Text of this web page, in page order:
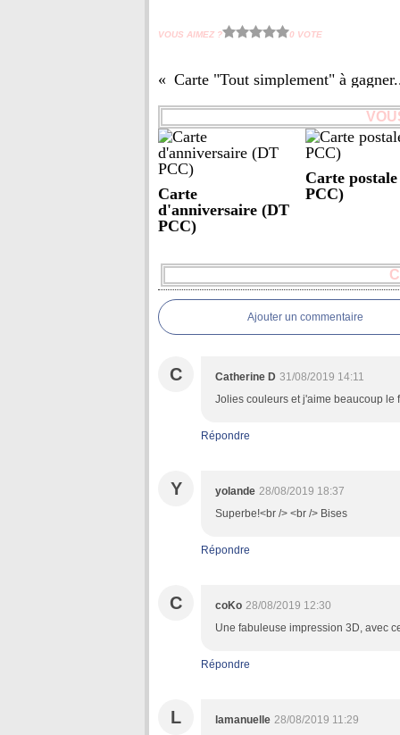
VOUS AIMEZ ? 0 VOTE
Carte "Tout simplement" à
Carte
d'anniversaire (DT
PCC)
Carte
PCC)
Ajouter un commentaire
C Catherine D 31/08/2019 14:11
Jolies couleurs et j'aime beaucoup le
Répondre
Y yolande 28/08/2019 18:37
Superbe!<br /> <br /> Bises
Répondre
C coKo 28/08/2019 12:30
Une fabuleuse impression 3D, avec
Répondre
L lamanuelle 28/08/2019 11:29